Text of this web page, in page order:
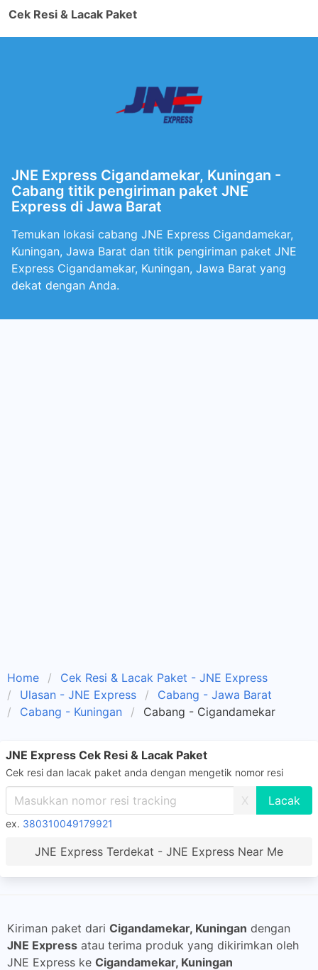
Cek Resi & Lacak Paket
JNE Express Cigandamekar, Kuningan -
Cabang titik pengiriman paket JNE
Express di Jawa Barat
Temukan lokasi cabang JNE Express Cigandamekar,
Kuningan, Jawa Barat dan titik pengiriman paket JNE
Express Cigandamekar, Kuningan, Jawa Barat yang
dekat dengan Anda.
Home
Cek Resi & Lacak Paket - JNE Express
Ulasan - JNE Express
Cabang - Jawa Barat
Cabang - Kuningan
Cabang - Cigandamekar
JNE Express Cek Resi & Lacak Paket
Cek resi dan lacak paket anda dengan mengetik nomor resi
X
ex. 380310049179921
JNE Express Terdekat - JNE Express Near Me
Kiriman paket dari Cigandamekar, Kuningan dengan
JNE Express atau terima produk yang dikirimkan oleh
JNE Express ke Cigandamekar, Kuningan